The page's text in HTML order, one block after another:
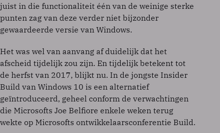
juist in die functionaliteit één van de weinige sterke
punten zag van deze verder niet bijzonder
gewaardeerde versie van Windows.
Het was wel van aanvang af duidelijk dat het
afscheid tijdelijk zou zijn. En tijdelijk betekent tot
de herfst van 2017, blijkt nu. In de jongste Insider
Build van Windows 10 is een alternatief
geïntroduceerd, geheel conform de verwachtingen
die Microsofts Joe Belfiore enkele weken terug
wekte op Microsofts ontwikkelaarsconferentie Build.